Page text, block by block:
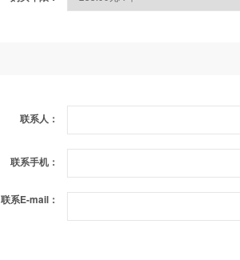
联系人：
联系手机：
联系E-mail：